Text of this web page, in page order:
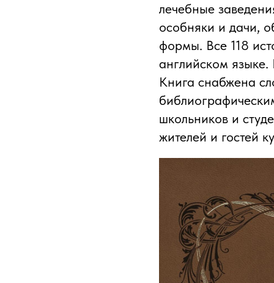
лечебные
особняки и дачи,
формы. Все 118
английском
Книга снабжена
школьников и
жителей и гостей